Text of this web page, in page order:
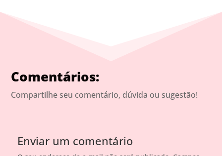
Comentários:
Compartilhe seu comentário, dúvida ou sugestão!
Enviar um comentário